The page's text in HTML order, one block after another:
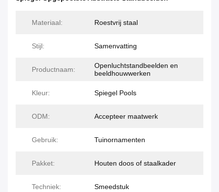
Materiaal: Roestvrij staal
Stijl: Samenvatting
Productnaam:
Openluchtstandbeelden en
beeldhouwwerken
Kleur: Spiegel Pools
ODM: Accepteer maatwerk
Gebruik: Tuinornamenten
Pakket: Houten doos of staalkader
Techniek: Smeedstuk